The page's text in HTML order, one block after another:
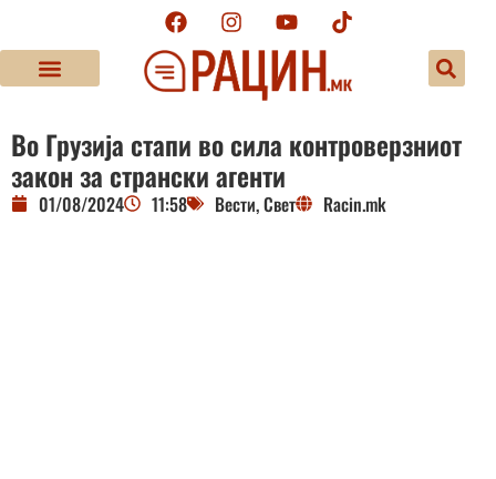
Во Грузија стапи во сила контроверзниот
закон за странски агенти
01/08/2024 11:58 Вести,Свет Racin.mk